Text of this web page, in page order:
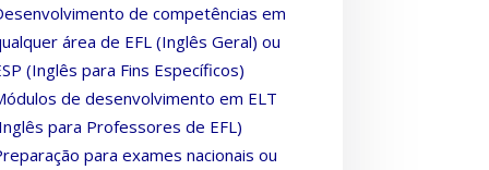
de competências em
área de EFL (Inglês Geral) ou
(Inglês para Fins Específicos)
de desenvolvimento em ELT
para Professores de EFL)
para exames nacionais ou